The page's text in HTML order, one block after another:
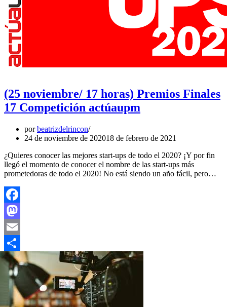
(25 noviembre/ 17 horas) Premios Finales
17 Competición actúaupm
porbeatrizdelrincon
24 de noviembre de 202018 de febrero de 2021
¿Quieres conocer las mejores start-ups de todo el 2020? ¡Y por fin
llegó el momento de conocer el nombre de las start-ups más
prometedoras de todo el 2020! No está siendo un año fácil, pero…
Facebook
Mastodon
Email
Compartir